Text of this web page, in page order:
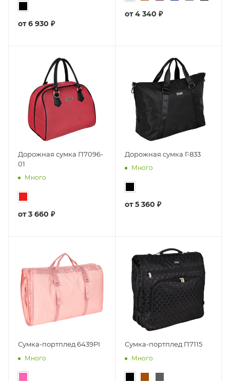
от6 930 ₽
от4 340 ₽
Дорожная сумка П7096-
01
Много
от3 660 ₽
Дорожная сумка Г-833
Много
от5 360 ₽
Сумка-портплед 6439PI
Много
Сумка-портплед П7115
Много